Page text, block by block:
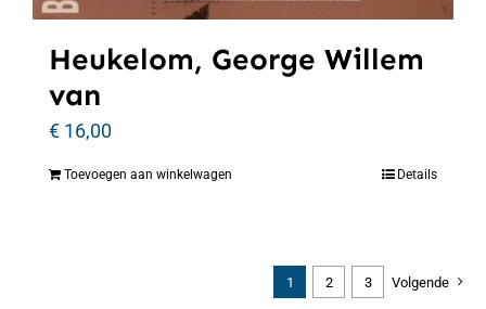
Heukelom, George Willem
van
€ 16,00
Toevoegen aan winkelwagen Details
1 2 3 Volgende